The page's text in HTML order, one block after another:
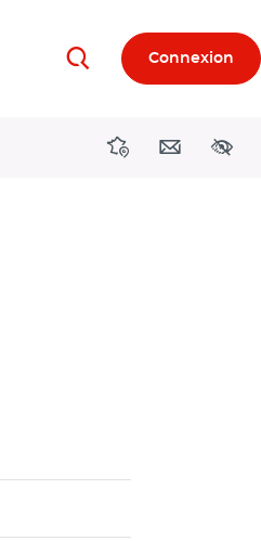
RechercherConnexion
DirectionsContact